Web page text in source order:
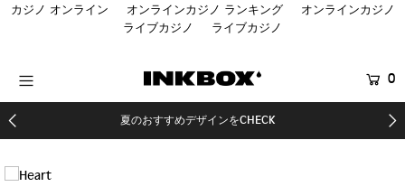
カジノ オンライン オンラインカジノ ランキング
オンラインカジノ
ライブカジノ
ライブカジノ
0
夏のおすすめデザインをCHECK
HOME
商品を探す
コラボ商品
SALE